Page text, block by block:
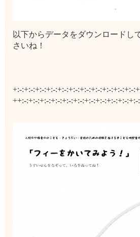
以下からデータをダウンロードし
さいね！
+:-:+:-:+:-:+:-:+:-:+:-:+:-:+:-:+:-:+:-:+:-
++:-:+:-:+:-:+:-:+:-:+:-:+:-:+:-:+:-:+:-:+:-